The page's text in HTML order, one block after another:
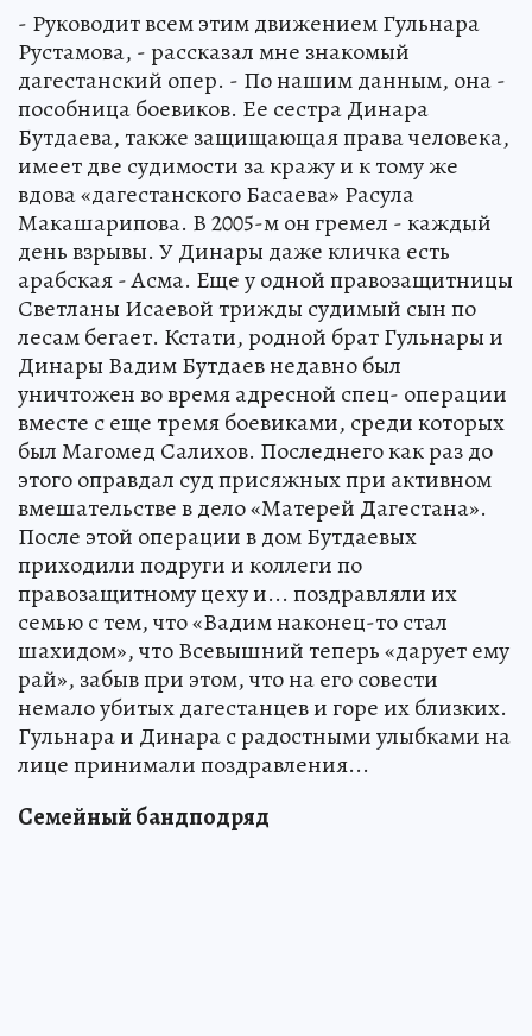
- Руководит всем этим движением Гульнара
Рустамова, - рассказал мне знакомый
дагестанский опер. - По нашим данным, она -
пособница боевиков. Ее сестра Динара
Бутдаева, также защищающая права человека,
имеет две судимости за кражу и к тому же
вдова «дагестанского Басаева» Расула
Макашарипова. В 2005-м он гремел - каждый
день взрывы. У Динары даже кличка есть
арабская - Асма. Еще у одной правозащитницы
Светланы Исаевой трижды судимый сын по
лесам бегает. Кстати, родной брат Гульнары и
Динары Вадим Бутдаев недавно был
уничтожен во время адресной спец- операции
вместе с еще тремя боевиками, среди которых
был Магомед Салихов. Последнего как раз до
этого оправдал суд присяжных при активном
вмешательстве в дело «Матерей Дагестана».
После этой операции в дом Бутдаевых
приходили подруги и коллеги по
правозащитному цеху и... поздравляли их
семью с тем, что «Вадим наконец-то стал
шахидом», что Всевышний теперь «дарует ему
рай», забыв при этом, что на его совести
немало убитых дагестанцев и горе их близких.
Гульнара и Динара с радостными улыбками на
лице принимали поздравления...
Семейный бандподряд